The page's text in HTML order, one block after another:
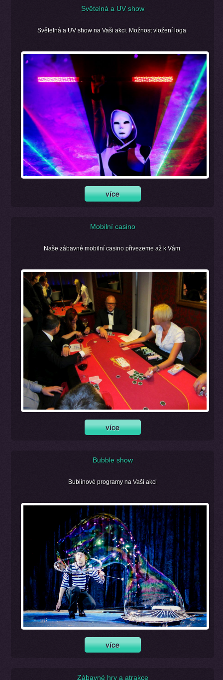
Světelná a UV show
Světelná a UV show na Vaši akci. Možnost vložení loga.
Mobilní casino
Naše zábavné mobilní casino přivezeme až k Vám.
Bubble show
Bublinové programy na Vaši akci
Zábavné hry a atrakce